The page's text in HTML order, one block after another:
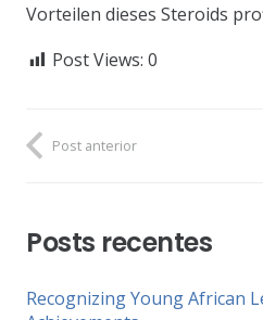
Vorteilen dieses Steroids
Post Views: 0
Post anterior
Posts recentes
Recognizing Young African